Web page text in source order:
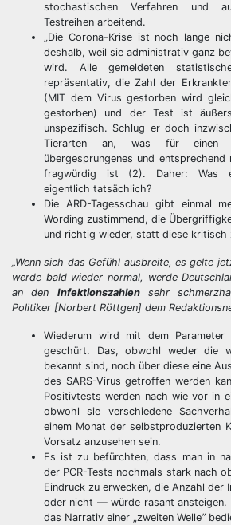
stochastischen Verfahren und
Testreihen arbeitend.
„Die Corona-Krise ist noch lange
deshalb, weil sie administrativ ganz
wird. Alle gemeldeten
repräsentativ, die Zahl der
(MIT dem Virus gestorben wird
gestorben) und der Test ist
unspezifisch. Schlug er doch
Tierarten an, was für einen
übergesprungenes und
fragwürdig ist (2). Daher: Was
eigentlich tatsächlich?
Die ARD-Tagesschau gibt einmal
Wording zustimmend, die
und richtig wieder, statt diese kritisch
„Wenn sich das Gefühl ausbreite, es gelte
werde bald wieder normal, werde
an den Infektionszahlensehr
Politiker [Norbert Röttgen] dem
Wiederum wird mit dem Parameter
geschürt. Das, obwohl weder die
bekannt sind, noch über diese eine
des SARS-Virus getroffen werden
Positivtests werden nach wie vor in
obwohl sie verschiedene
einem Monat der selbstproduzierten
Vorsatz anzusehen sein.
Es ist zu befürchten, dass man in
der PCR-Tests nochmals stark nach
Eindruck zu erwecken, die Anzahl
oder nicht — würde rasant ansteigen.
das Narrativ einer „zweiten Welle”